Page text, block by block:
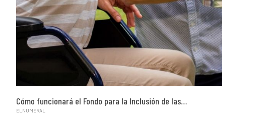
Cómo funcionará el Fondo para la Inclusión de las…
ELNUMERAL